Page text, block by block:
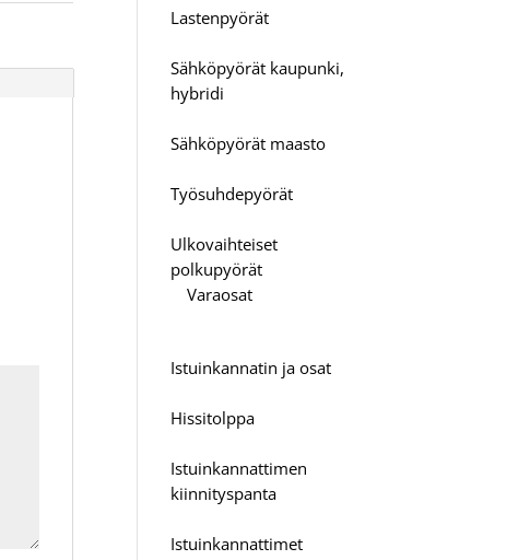
Lastenpyörät
Sähköpyörät kaupunki,
hybridi
Sähköpyörät maasto
Työsuhdepyörät
Ulkovaihteiset
polkupyörät
Varaosat
Istuinkannatin ja osat
Hissitolppa
Istuinkannattimen
kiinnityspanta
Istuinkannattimet